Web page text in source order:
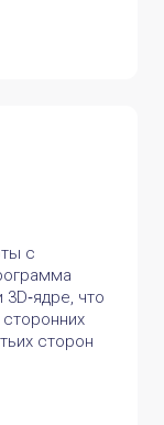
с
что
сторон